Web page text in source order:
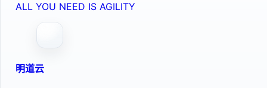
ALL YOU NEED IS AGILITY
明道云